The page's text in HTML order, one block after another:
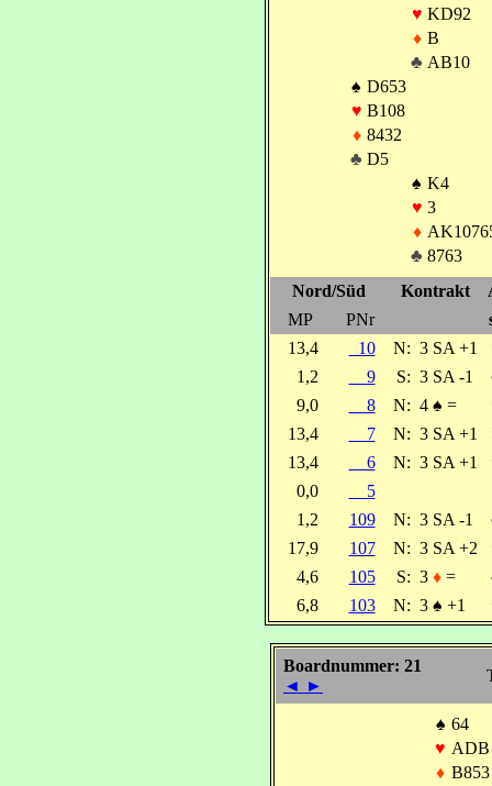
♥ KD92
♦ B
♣ AB10
♠ D653
♥ B108
♦ 8432
♣ D5
♠ K4
♥ 3
♦
♣ 8763
Nord/Süd
Kontrakt
MP
PNr
13,4
10 N: 3 SA +1
1,2
9 S: 3 SA -1
9,0
8 N: 4 ♠ =
13,4
7 N: 3 SA +1
13,4
6 N: 3 SA +1
0,0
5
1,2
109 N: 3 SA -1
17,9
107 N: 3 SA +2
4,6
105 S: 3 ♦=
6,8
103 N: 3 ♠ +1
Boardnummer: 21
◄ ►
♠ 64
♥ ADB
♦ B853